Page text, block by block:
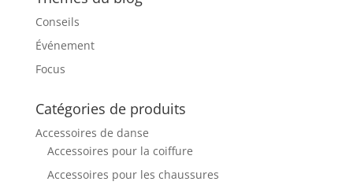
Conseils
Événement
Focus
Catégories de produits
Accessoires de danse
Accessoires pour la coiffure
Accessoires pour les chaussures